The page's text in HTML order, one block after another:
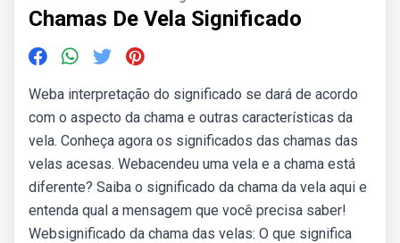
Chamas De Vela Significado
Weba interpretação do significado se dará de acordo
com o aspecto da chama e outras características da
vela. Conheça agora os significados das chamas das
velas acesas. Webacendeu uma vela e a chama está
diferente? Saiba o significado da chama da vela aqui e
entenda qual a mensagem que você precisa saber!
Websignificado da chama das velas: O que significa